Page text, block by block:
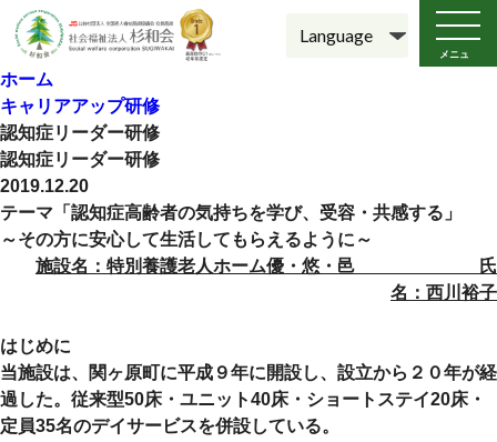
メニュ
ー
ホーム
キャリアアップ研修
認知症リーダー研修
認知症リーダー研修
2019.12.20
テーマ「認知症高齢者の気持ちを学び、受容・共感する」
～その方に安心して生活してもらえるように～
施設名：特別養護老人ホーム優・悠・邑 氏
名：西川裕子
はじめに
当施設は、関ヶ原町に平成９年に開設し、設立から２０年が経
過した。従来型50床・ユニット40床・ショートステイ20床・
定員35名のデイサービスを併設している。